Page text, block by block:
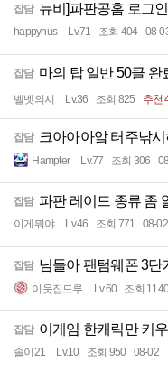
잡담 뉴비]파판공홈 로그
happynus Lv.71 조회 404 08-
잡담 마의 탑 일반 50클 완
벨벳의시 Lv.36 조회 825 추천
잡담 크아아아앜 터주낚
Hampter Lv.77 조회 306
잡담 파판 레이드 종류 좀
이게뭐야 Lv.46 조회 771 08-02
잡담 님들아 팬텀웨폰 3단
이웃집드루 Lv.60 조회 1140
잡담 이게임 한캐릭만 키
솔이21 Lv.10 조회 950 08-02